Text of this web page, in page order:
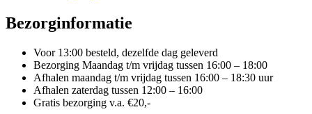
Bezorginformatie
Voor 13:00 besteld, dezelfde dag geleverd
Bezorging Maandag t/m vrijdag tussen 16:00 – 18:00
Afhalen maandag t/m vrijdag tussen 16:00 – 18:30 uur
Afhalen zaterdag tussen 12:00 – 16:00
Gratis bezorging v.a. €20,-